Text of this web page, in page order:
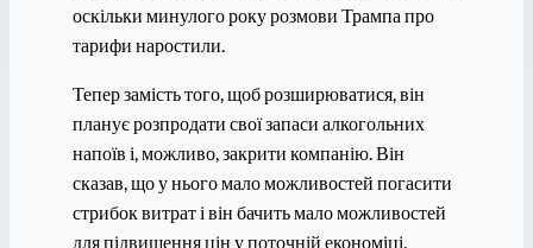
оскільки минулого року розмови Трампа про
тарифи наростили.
Тепер замість того, щоб розширюватися, він
планує розпродати свої запаси алкогольних
напоїв і, можливо, закрити компанію. Він
сказав, що у нього мало можливостей погасити
стрибок витрат і він бачить мало можливостей
для підвищення цін у поточній економіці.